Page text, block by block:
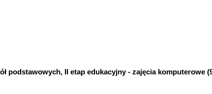
podstawowych, II etap edukacyjny - zajęcia komputerowe